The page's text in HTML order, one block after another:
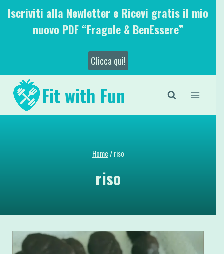
SaltaIscriviti alla Newletter e Ricevi gratis il mio
nuovo PDF “Fragole & BenEssere”
Clicca qui!
Fit with Fun
Home/ riso
riso